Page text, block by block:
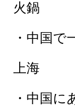
火鍋
・中国で
上海
・中国